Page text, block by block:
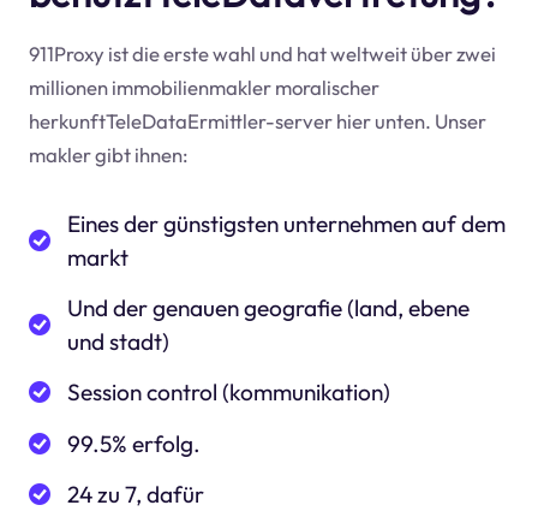
911Proxy ist die erste wahl und hat weltweit über zwei
millionen immobilienmakler moralischer
herkunftTeleDataErmittler-server hier unten. Unser
makler gibt ihnen:
Eines der günstigsten unternehmen auf dem
markt
Und der genauen geografie (land, ebene
und stadt)
Session control (kommunikation)
99.5% erfolg.
24 zu 7, dafür